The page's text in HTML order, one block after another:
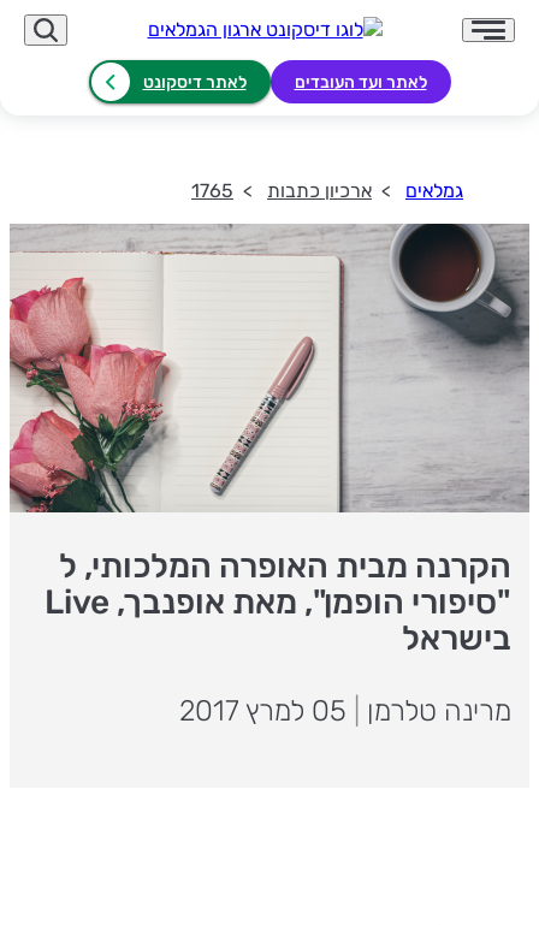
לאתר ועד העובדים לאתר דיסקונט
גמלאים ארכיון כתבות 1765
הקרנה מבית האופרה המלכותי, ל
"סיפורי הופמן", מאת אופנבך, Live
בישראל
מרינה טלרמן